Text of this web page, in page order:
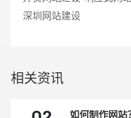
深圳网站建设
相关资讯
如何制作网站